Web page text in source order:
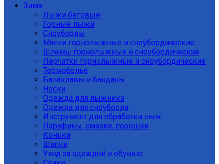
Зима
Лыжи беговые
Горные лыжи
Сноуборды
Маски горнолыжные и сноубордические
Шлемы горнолыжные и сноубордические
Перчатки горнолыжные и сноубордические
Термобелье
Балаклавы и банданы
Носки
Одежда для лыжника
Одежда для сноуборда
Инструмент для обработки лыж
Парафины, смазки, порошки
Коньки
Шапки
Уход за одеждой и обувью